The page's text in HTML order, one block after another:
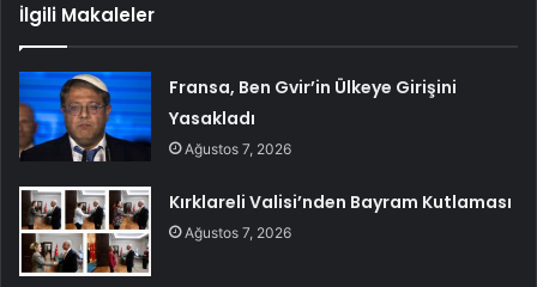
İlgili Makaleler
Fransa, Ben Gvir’in Ülkeye Girişini
Yasakladı
Ağustos 7, 2026
Kırklareli Valisi’nden Bayram Kutlaması
Ağustos 7, 2026